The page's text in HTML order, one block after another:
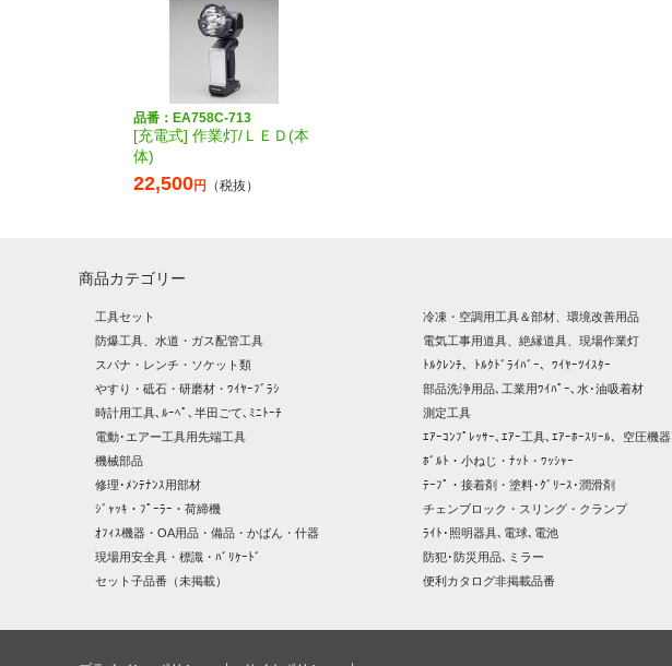
品番：EA758C-713
[充電式] 作業灯/ＬＥＤ(本
体)
22,500円 （税抜）
商品カテゴリー
工具セット 冷凍・空調用工具＆部材、環境改善用品
防爆工具、水道・ガス配管工具
電気工事用道具、絶縁道具、現場作業灯
スパナ・レンチ・ソケット類
ﾄﾙｸﾚﾝﾁ、ﾄﾙｸﾄﾞﾗｲﾊﾞｰ、ﾜｲﾔｰﾂｲｽﾀｰ
やすり・砥石・研磨材・ﾜｲﾔｰﾌﾞﾗｼ
部品洗浄用品､工業用ﾜｲﾊﾟｰ､水･油吸着材
時計用工具､ﾙｰﾍﾟ､半田ごて､ﾐﾆﾄｰﾁ
測定工具
電動･エアー工具用先端工具
ｴｱｰｺﾝﾌﾟﾚｯｻｰ､ｴｱｰ工具､ｴｱｰﾎｰｽﾘｰﾙ、空圧機器
機械部品
ﾎﾞﾙﾄ・小ねじ・ﾅｯﾄ・ﾜｯｼｬｰ
修理･ﾒﾝﾃﾅﾝｽ用部材
ﾃｰﾌﾟ・接着剤・塗料･ｸﾞﾘｰｽ･潤滑剤
ｼﾞｬｯｷ・ﾌﾟｰﾗｰ・荷締機
チェンブロック・スリング・クランプ
ｵﾌｨｽ機器・OA用品・備品・かばん・什器
ﾗｲﾄ･照明器具､電球､電池
現場用安全具・標識・ﾊﾞﾘｹｰﾄﾞ
防犯･防災用品､ミラー
セット子品番（未掲載）
便利カタログ非掲載品番